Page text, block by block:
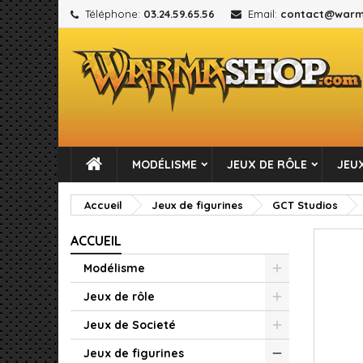
Téléphone: 03.24.59.65.56 Email:
MODÉLISME JEUX DE RÔLE
Accueil Jeux de figurines GCT Studios
ACCUEIL
Modélisme
Jeux de rôle
Jeux de Societé
Jeux de figurines
add_circle_outline